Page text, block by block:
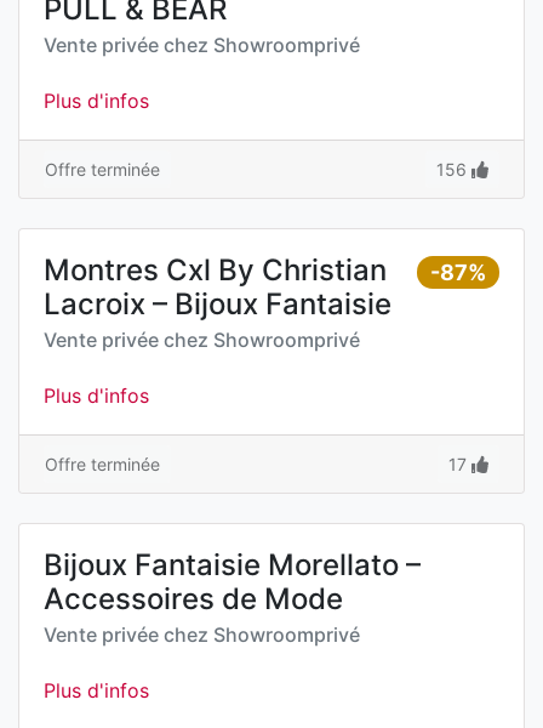
PULL & BEAR
Vente privée chez Showroomprivé
Plus d'infos
Offre terminée 156
-87%
Montres Cxl By Christian
Lacroix – Bijoux Fantaisie
Vente privée chez Showroomprivé
Plus d'infos
Offre terminée 17
Bijoux Fantaisie Morellato –
Accessoires de Mode
Vente privée chez Showroomprivé
Plus d'infos